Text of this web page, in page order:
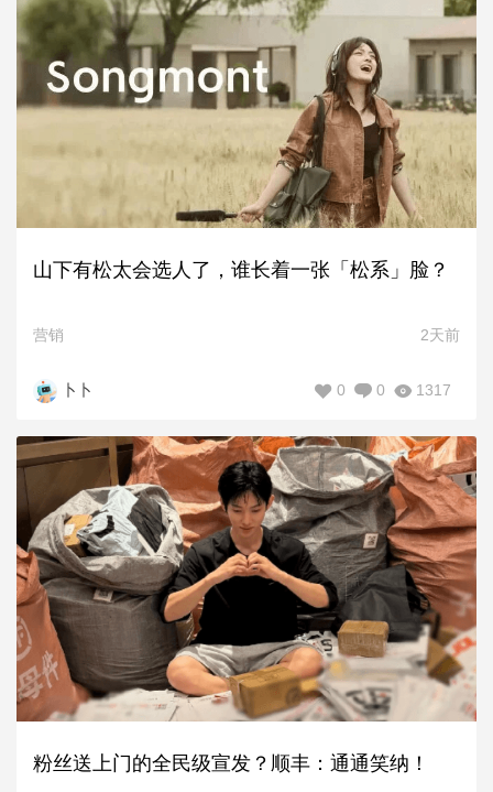
山下有松太会选人了，谁长着一张「松系」脸？
营销 2天前
卜卜 1317
0
0
粉丝送上门的全民级宣发？顺丰：通通笑纳！